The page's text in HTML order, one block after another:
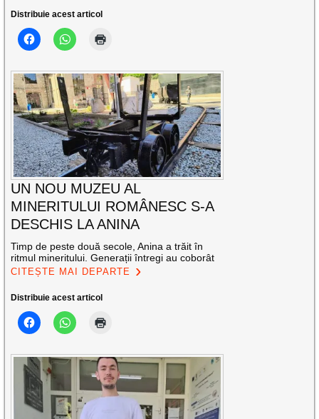
Distribuie acest articol
UN NOU MUZEU AL
MINERITULUI ROMÂNESC S-A
DESCHIS LA ANINA
Timp de peste două secole, Anina a trăit în
ritmul mineritului. Generații întregi au coborât
CITEȘTE MAI DEPARTE
Distribuie acest articol